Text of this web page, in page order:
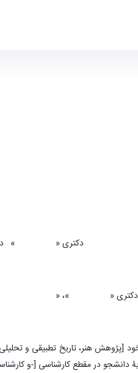
دکتری «پژوهش هنر »
« پژوهش هنر»، « تاریخ
[پژوهش هنر، تاریخ تطبیقی و
دانشجو در مقطع کارشناسی [-و